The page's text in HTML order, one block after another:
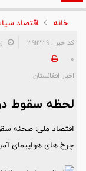
وضعیت
ناوبری
خانه
اقتصاد
کد خبر : 391339
0
اخبار افغانستان
لحظه سقوط
اقتصاد ملی: صحنه
چرخ های هواپیمای